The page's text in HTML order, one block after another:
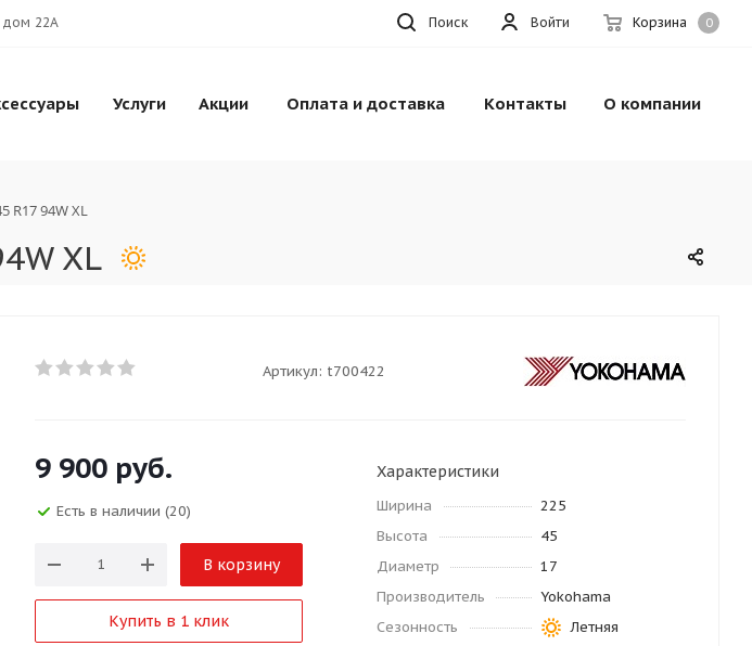
Корзина 0
Войти
дом 22А Поиск
Услуги Акции Оплата и доставка Контакты О компании
R17 94W XL
XL
Артикул: t700422
9 900 руб.
Есть в наличии (20)
В корзину
Купить в 1 клик
Характеристики
Ширина
225
Высота
45
Диаметр
17
Производитель
Yokohama
Сезонность
Летняя